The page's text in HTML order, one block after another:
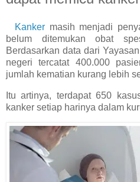
Kanker masih menjadi
belum ditemukan obat
Berdasarkan data dari
negeri tercatat 400.000
jumlah kematian kurang lebih
Itu artinya, terdapat 650
kanker setiap harinya dalam